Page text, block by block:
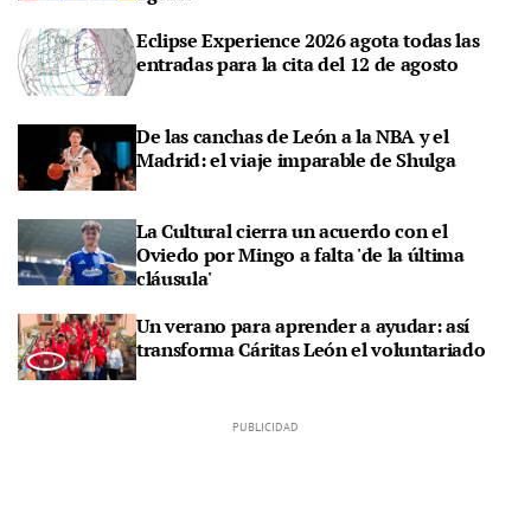
Eclipse Experience 2026 agota todas las
entradas para la cita del 12 de agosto
De las canchas de León a la NBA y el
Madrid: el viaje imparable de Shulga
La Cultural cierra un acuerdo con el
Oviedo por Mingo a falta 'de la última
cláusula'
Un verano para aprender a ayudar: así
transforma Cáritas León el voluntariado